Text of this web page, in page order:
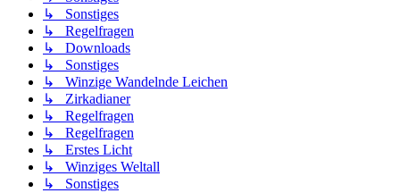
↳ Sonstiges
↳ Regelfragen
↳ Downloads
↳ Sonstiges
↳ Winzige Wandelnde Leichen
↳ Zirkadianer
↳ Regelfragen
↳ Regelfragen
↳ Erstes Licht
↳ Winziges Weltall
↳ Sonstiges